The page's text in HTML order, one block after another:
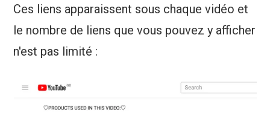
Ces liens apparaissent sous chaque vidéo et
le nombre de liens que vous pouvez y afficher
n'est pas limité :